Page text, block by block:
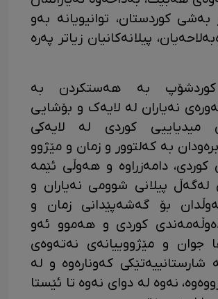
کوردستان، توانیویانە بەو
پیلانەکانیان زیاتر پەرە
کوردشۆپ بە هەستکردن بە
نەیاران لە لایەک و بۆشایی
میدیاییی کوردی لە لایەکی
بە کەلتوور و زمان و مێژوو
کوردی، دامەزراوە و هەوڵی ئێمە
لەگەڵ پیلانی شوومی نەیاران و
بۆ گەشەپێدانی زمان و
کوردی و هەموو ئەو
جوان و مێژووییانەی نەتەوەی
شارستانییەتێکی کەونارەوە و لە
نەوە لە دوای نەوە تا ئێستا